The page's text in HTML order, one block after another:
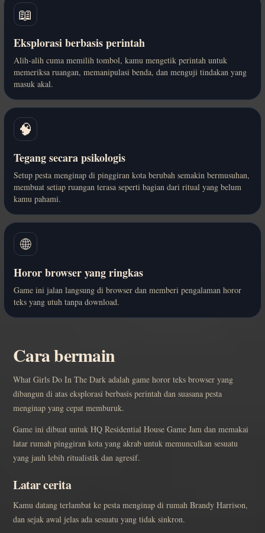
📖
Eksplorasi berbasis perintah
Alih-alih cuma memilih tombol, kamu mengetik perintah untuk
memeriksa ruangan, memanipulasi benda, dan menguji tindakan yang
masuk akal.
🧠
Tegang secara psikologis
Setup pesta menginap di pinggiran kota berubah semakin bermusuhan,
membuat setiap ruangan terasa seperti bagian dari ritual yang belum
kamu pahami.
🌐
Horor browser yang ringkas
Game ini jalan langsung di browser dan memberi pengalaman horor
teks yang utuh tanpa download.
Cara bermain
What Girls Do In The Dark adalah game horor teks browser yang
dibangun di atas eksplorasi berbasis perintah dan suasana pesta
menginap yang cepat memburuk.
Game ini dibuat untuk HQ Residential House Game Jam dan memakai
latar rumah pinggiran kota yang akrab untuk memunculkan sesuatu
yang jauh lebih ritualistik dan agresif.
Latar cerita
Kamu datang terlambat ke pesta menginap di rumah Brandy Harrison,
dan sejak awal jelas ada sesuatu yang tidak sinkron.